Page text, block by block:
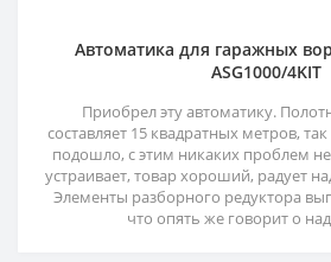
Автоматика для гаражных
ASG1000/4KIT
Приобрел эту автоматику.
составляет 15 квадратных метров,
подошло, с этим никаких проблем
устраивает, товар хороший, радует
Элементы разборного редуктора
что опять же говорит о